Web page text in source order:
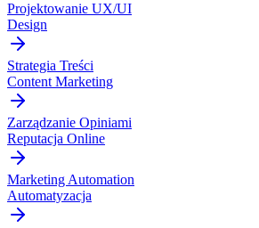
Projektowanie UX/UI
Design
Strategia Treści
Content Marketing
Zarządzanie Opiniami
Reputacja Online
Marketing Automation
Automatyzacja